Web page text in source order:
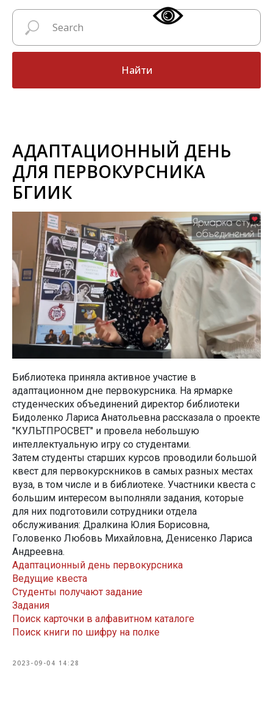
Найти
АДАПТАЦИОННЫЙ ДЕНЬ
ДЛЯ ПЕРВОКУРСНИКА
БГИИК
Библиотека приняла активное участие в
адаптационном дне первокурсника. На ярмарке
студенческих объединений директор библиотеки
Бидоленко Лариса Анатольевна рассказала о проекте
"КУЛЬТПРОСВЕТ" и провела небольшую
интеллектуальную игру со студентами.
Затем студенты старших курсов проводили большой
квест для первокурскников в самых разных местах
вуза, в том числе и в библиотеке. Участники квеста с
большим интересом выполняли задания, которые
для них подготовили сотрудники отдела
обслуживания: Дралкина Юлия Борисовна,
Головенко Любовь Михайловна, Денисенко Лариса
Андреевна.
Адаптационный день первокурсника
Ведущие квеста
Студенты получают задание
Задания
Поиск карточки в алфавитном каталоге
Поиск книги по шифру на полке
2023-09-04 14:28